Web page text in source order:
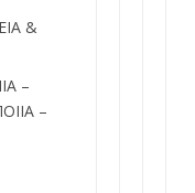
&
–
–